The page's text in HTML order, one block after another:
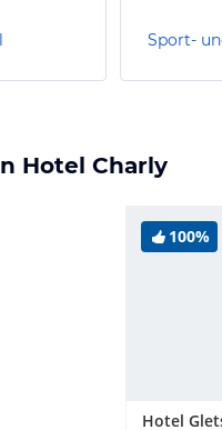
Sport-
Hotel Charly
100%